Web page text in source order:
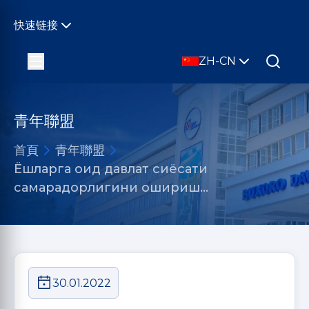
快速链接
ZH-CN
青年聯盟
首頁
青年聯盟
Ёшларга оид давлат сиёсати
самарадорлигини ошириш…
30.01.2022